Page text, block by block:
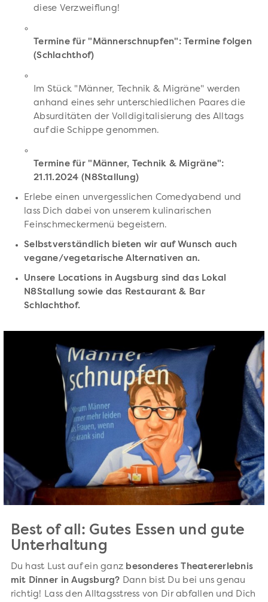
diese Verzweiflung!
Termine für "Männerschnupfen": Termine folgen
(Schlachthof)
Im Stück "Männer, Technik & Migräne" werden
anhand eines sehr unterschiedlichen Paares die
Absurditäten der Volldigitalisierung des Alltags
auf die Schippe genommen.
Termine für "Männer, Technik & Migräne":
21.11.2024 (N8Stallung)
Erlebe einen unvergesslichen Comedyabend und
lass Dich dabei von unserem kulinarischen
Feinschmeckermenü begeistern.
Selbstverständlich bieten wir auf Wunsch auch
vegane/vegetarische Alternativen an.
Unsere Locations in Augsburg sind das Lokal
N8Stallung sowie das Restaurant & Bar
Schlachthof.
Best of all: Gutes Essen und gute
Unterhaltung
Du hast Lust auf ein ganz besonderes Theatererlebnis
mit Dinner in Augsburg? Dann bist Du bei uns genau
richtig! Lass den Alltagsstress von Dir abfallen und Dich